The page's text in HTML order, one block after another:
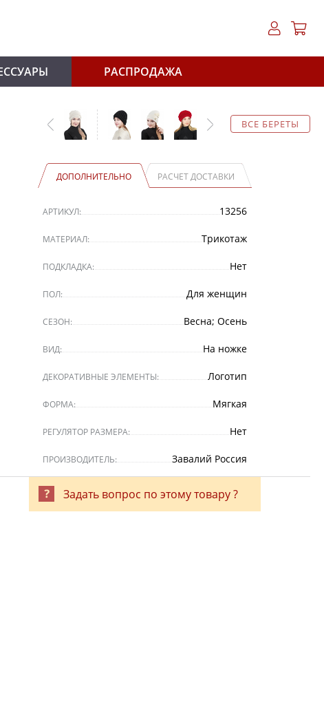
РАСПРОДАЖА
ВСЕ БЕРЕТЫ
ДОПОЛНИТЕЛЬНО РАСЧЕТ ДОСТАВКИ
АРТИКУЛ: 13256
МАТЕРИАЛ: Трикотаж
ПОДКЛАДКА: Нет
ПОЛ: Для женщин
СЕЗОН: Весна; Осень
ВИД: На ножке
ДЕКОРАТИВНЫЕ ЭЛЕМЕНТЫ: Логотип
ФОРМА: Мягкая
РЕГУЛЯТОР РАЗМЕРА: Нет
ПРОИЗВОДИТЕЛЬ: Завалий Россия
Задать вопрос по этому товару ?